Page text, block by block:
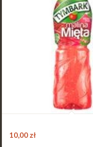
10,00 zł